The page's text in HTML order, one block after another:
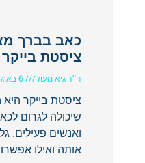
כאב בברך
ציסטת
ד״ר גיא מעוז
ציסטת בייקר
שיכולה לגרום
ואנשים פעילים.
אותה ואילו